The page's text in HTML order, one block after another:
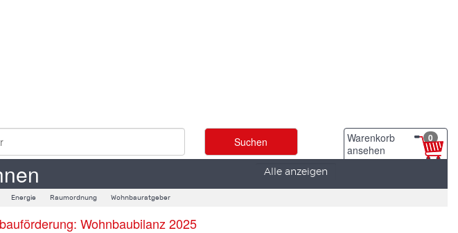
Warenkorb
ansehen
0
Alle anzeigen
Energie Raumordnung Wohnbauratgeber
Wohnbaubilanz 2025